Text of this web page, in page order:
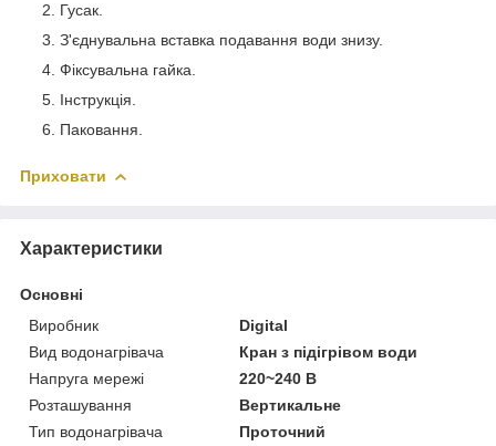
Гусак.
З'єднувальна вставка подавання води знизу.
Фіксувальна гайка.
Інструкція.
Паковання.
Приховати
Характеристики
Основні
Виробник
Digital
Вид водонагрівача
Кран з підігрівом води
Напруга мережі
220~240 В
Розташування
Вертикальне
Тип водонагрівача
Проточний